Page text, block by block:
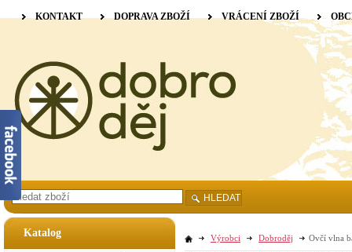
Katalog Výrobci Dobroděj Ovčí vlna
KONTAKT DOPRAVA ZBOŽÍ VRÁCENÍ ZBOŽÍ
HLEDAT